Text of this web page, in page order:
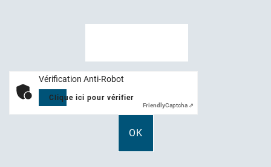
Vérification Anti-Robot
Clique ici pour vérifier
FriendlyCaptcha ⇗